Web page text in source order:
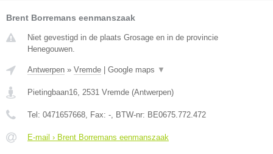
Brent Borremans eenmanszaak
Niet gevestigd in de plaats Grosage en in de provincie
Henegouwen.
Antwerpen » Vremde Google maps ▼
Pietingbaan16 2531 Vremde (Antwerpen)
Tel: 0471657668 , Fax: - , BTW-nr: BE0675.772.472
E-mail › Brent Borremans eenmanszaak